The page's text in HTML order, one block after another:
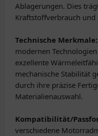
Ablagerungen. Dies
Kraftstoffverbrauch und
Technische Merkmale:
modernen
exzellente
mechanische Stabilität
durch ihre präzise
Materialienauswahl.
Kompatibilität/
verschiedene